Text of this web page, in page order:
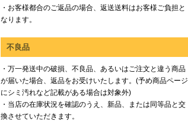
・お客様都合のご返品の場合、返送送料はお客様ご負担と
なります。
不良品
・万一発送中の破損、不良品、あるいはご注文と違う商品
が届いた場合、返品をお受けいたします。(予め商品ページ
にシミ汚れなど記載がある場合は対象外)
・当店の在庫状況を確認のうえ、新品、または同等品と交
換させていただきます。